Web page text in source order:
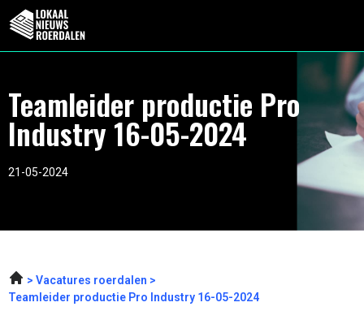
Teamleider productie Pro
Industry 16-05-2024
21-05-2024
Vacatures roerdalen
Teamleider productie Pro Industry 16-05-2024